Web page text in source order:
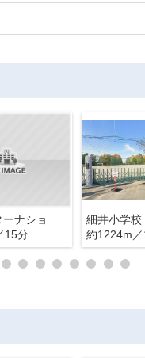
15分
細井小学校
約1224m